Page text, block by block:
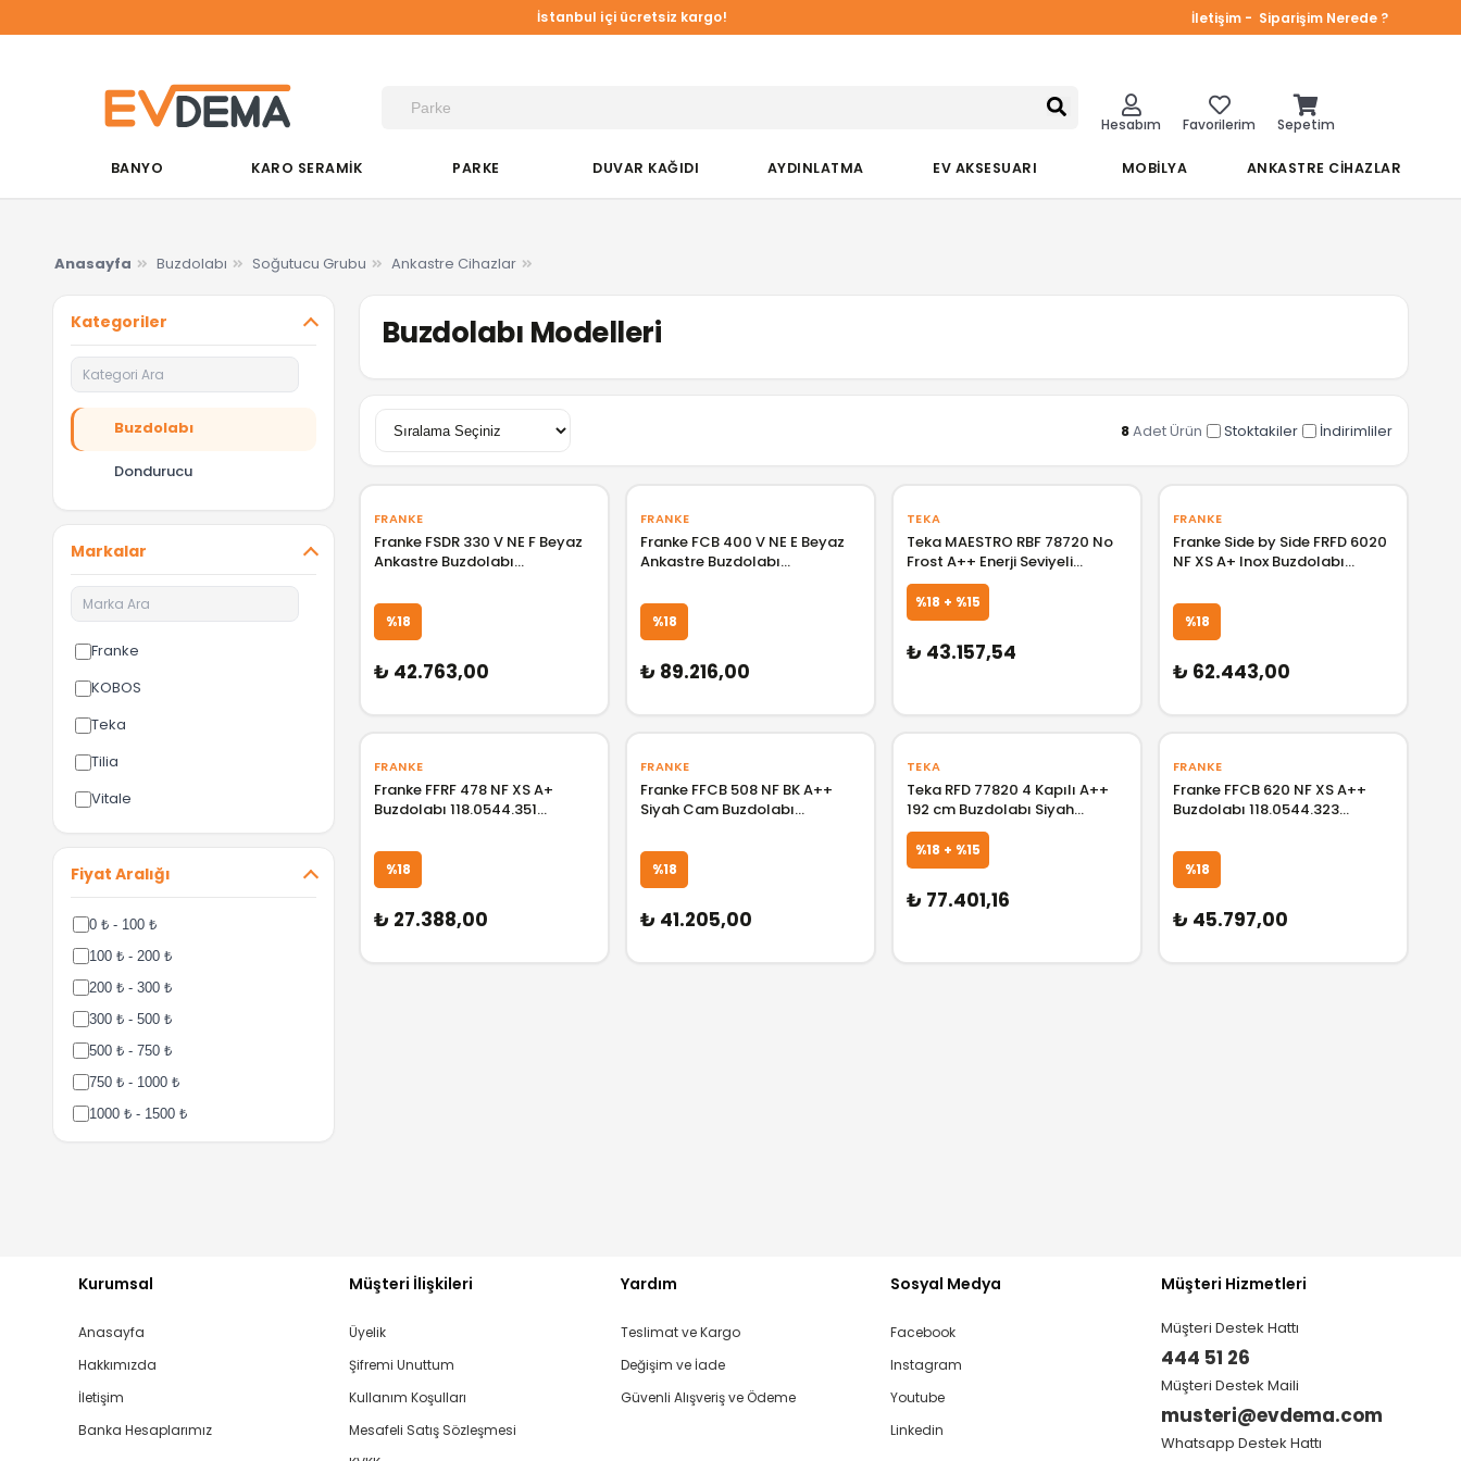
İstanbul içi ücretsiz kargo! İletişim - Siparişim Nerede ?
Hesabım Favorilerim Sepetim
BANYO KARO SERAMİK PARKE DUVAR KAĞIDI AYDINLATMA EV AKSESUARI MOBİLYA ANKASTRE CİHAZLAR
Anasayfa Buzdolabı Soğutucu Grubu Ankastre Cihazlar
Kategoriler
Buzdolabı
Dondurucu
Markalar
Franke
KOBOS
Teka
Tilia
Vitale
Fiyat Aralığı
0 ₺ - 100 ₺
100 ₺ - 200 ₺
200 ₺ - 300 ₺
300 ₺ - 500 ₺
500 ₺ - 750 ₺
750 ₺ - 1000 ₺
1000 ₺ - 1500 ₺
15000 ₺ - 25000 ₺
25000 ₺ - 50000 ₺
Buzdolabı Modelleri
8Adet Ürün Stoktakiler İndirimliler
GELİNCE HABER VER
FRANKE
Franke FSDR 330 V NE F Beyaz
Ankastre Buzdolabı
%18
₺ 42.763,00
GELİNCE HABER VER
FRANKE
Franke FCB 400 V NE E Beyaz
Ankastre Buzdolabı
%18
₺ 89.216,00
GELİNCE HABER VER
TEKA
Teka MAESTRO RBF 78720 No
Frost A++ Enerji Seviyeli
Buzdolabı 113400000
TK.113400000
%18 + %15
₺ 43.157,54
FRANKE
Franke Side by Side FRFD 6020
NF XS A+ Inox Buzdolabı
%18
₺ 62.443,00
FRANKE
Franke FFRF 478 NF XS A+
Buzdolabı 118.0544.351
%18
₺ 27.388,00
FRANKE
Franke FFCB 508 NF BK A++
Siyah Cam Buzdolabı
%18
₺ 41.205,00
TEKA
Teka RFD 77820 4 Kapılı A++
192 cm Buzdolabı Siyah
113430004 TK.113430004
%18 + %15
₺ 77.401,16
FRANKE
Franke FFCB 620 NF XS A++
Buzdolabı 118.0544.323
%18
₺ 45.797,00
Kurumsal
Anasayfa
Hakkımızda
İletişim
Banka Hesaplarımız
Müşteri İlişkileri
Üyelik
Şifremi Unuttum
Kullanım Koşulları
Mesafeli Satış Sözleşmesi
Yardım
Teslimat ve Kargo
Değişim ve İade
Güvenli Alışveriş ve Ödeme
Sosyal Medya
Facebook
Instagram
Youtube
Linkedin
Müşteri Hizmetleri
Müşteri Destek Hattı
444 51 26
Müşteri Destek Maili
musteri@evdema.com
Whatsapp Destek Hattı